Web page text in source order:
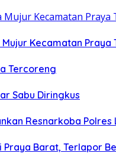
Kecamatan Praya
Tercoreng
Sabu Diringkus
Resnarkoba Polres
Barat, Terlapor